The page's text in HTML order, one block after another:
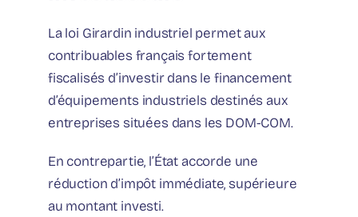
La loi Girardin industriel permet aux
contribuables français fortement
fiscalisés d’investir dans le financement
d’équipements industriels destinés aux
entreprises situées dans les DOM-COM.
En contrepartie, l’État accorde une
réduction d’impôt immédiate, supérieure
au montant investi.